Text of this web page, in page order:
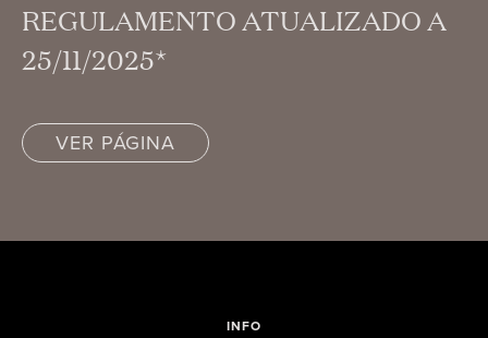
REGULAMENTO ATUALIZADO A
25/11/2025*
VER PÁGINA
INFO